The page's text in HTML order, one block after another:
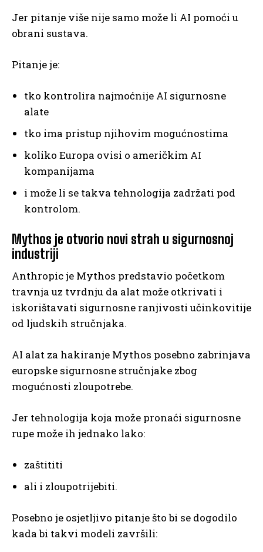
Jer pitanje više nije samo može li AI pomoći u
obrani sustava.
Pitanje je:
tko kontrolira najmoćnije AI sigurnosne
alate
tko ima pristup njihovim mogućnostima
koliko Europa ovisi o američkim AI
kompanijama
i može li se takva tehnologija zadržati pod
kontrolom.
Mythos je otvorio novi strah u sigurnosnoj
industriji
Anthropic je Mythos predstavio početkom
travnja uz tvrdnju da alat može otkrivati i
iskorištavati sigurnosne ranjivosti učinkovitije
od ljudskih stručnjaka.
AI alat za hakiranje Mythos posebno zabrinjava
europske sigurnosne stručnjake zbog
mogućnosti zloupotrebe.
Jer tehnologija koja može pronaći sigurnosne
rupe može ih jednako lako:
zaštititi
ali i zloupotrijebiti.
Posebno je osjetljivo pitanje što bi se dogodilo
kada bi takvi modeli završili: